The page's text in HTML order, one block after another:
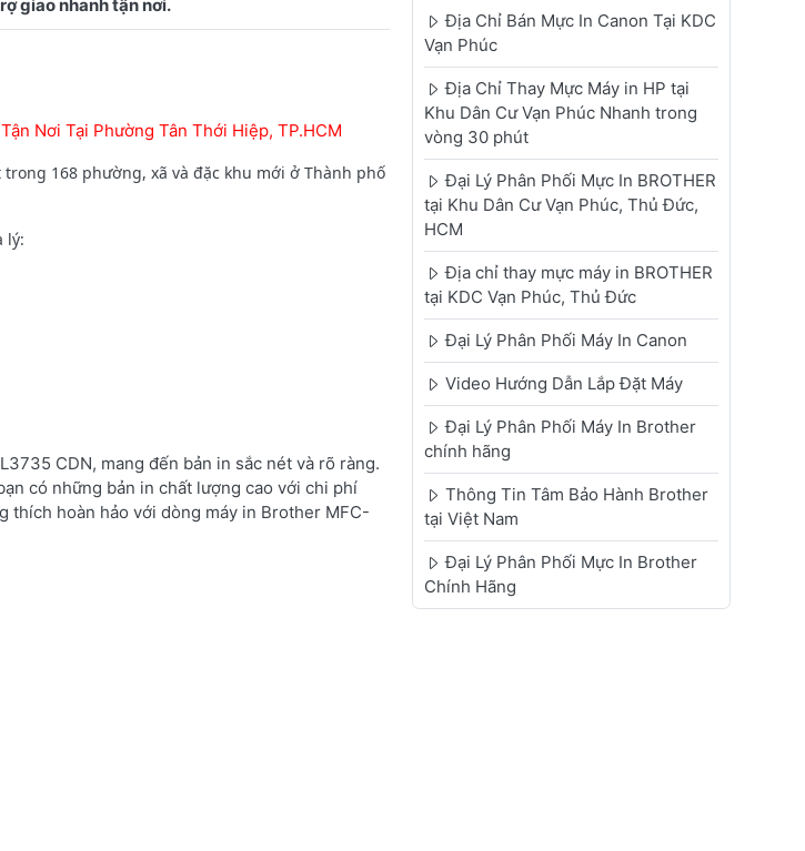
Nơi Tại Phường Tân Thới Hiệp, TP.HCM
168 phường, xã và đặc khu mới ở Thành phố
lý:
CDN, mang đến bản in sắc nét và rõ ràng.
có những bản in chất lượng cao với chi phí
thích hoàn hảo với dòng máy in Brother MFC-
Địa Chỉ Bán Mực In Canon Tại KDC
Vạn Phúc
Địa Chỉ Thay Mực Máy in HP tại
Khu Dân Cư Vạn Phúc Nhanh trong
vòng 30 phút
Đại Lý Phân Phối Mực In BROTHER
tại Khu Dân Cư Vạn Phúc, Thủ Đức,
HCM
Địa chỉ thay mực máy in BROTHER
tại KDC Vạn Phúc, Thủ Đức
Đại Lý Phân Phối Máy In Canon
Video Hướng Dẫn Lắp Đặt Máy
Đại Lý Phân Phối Máy In Brother
chính hãng
Thông Tin Tâm Bảo Hành Brother
tại Việt Nam
Đại Lý Phân Phối Mực In Brother
Chính Hãng